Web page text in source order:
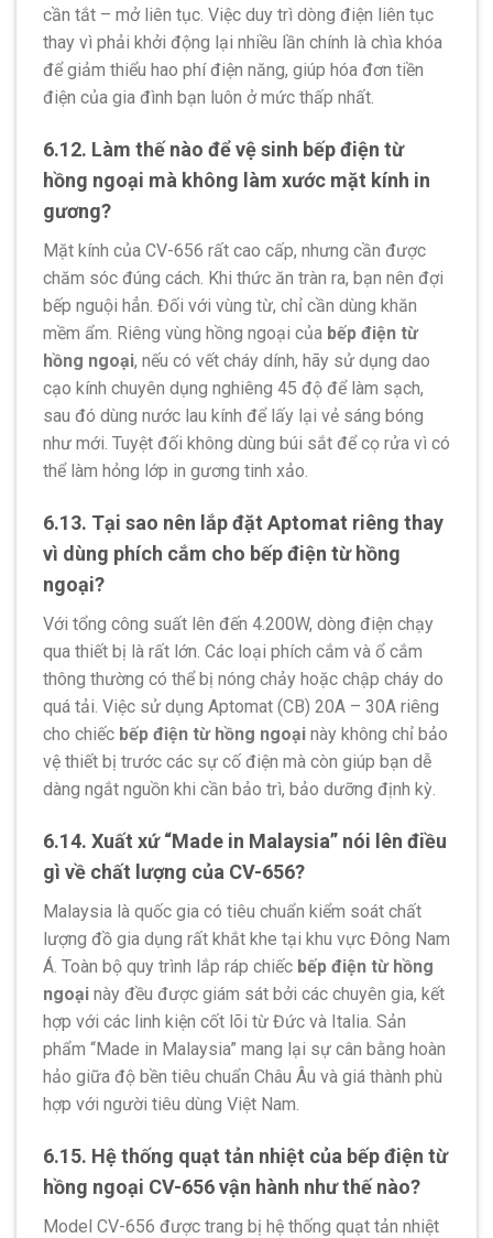
cần tắt – mở liên tục. Việc duy trì dòng điện liên tục
thay vì phải khởi động lại nhiều lần chính là chìa khóa
để giảm thiểu hao phí điện năng, giúp hóa đơn tiền
điện của gia đình bạn luôn ở mức thấp nhất.
6.12. Làm thế nào để vệ sinh bếp điện từ
hồng ngoại mà không làm xước mặt kính in
gương?
Mặt kính của CV-656 rất cao cấp, nhưng cần được
chăm sóc đúng cách. Khi thức ăn tràn ra, bạn nên đợi
bếp nguội hẳn. Đối với vùng từ, chỉ cần dùng khăn
mềm ẩm. Riêng vùng hồng ngoại của bếp điện từ
hồng ngoại, nếu có vết cháy dính, hãy sử dụng dao
cạo kính chuyên dụng nghiêng 45 độ để làm sạch,
sau đó dùng nước lau kính để lấy lại vẻ sáng bóng
như mới. Tuyệt đối không dùng búi sắt để cọ rửa vì có
thể làm hỏng lớp in gương tinh xảo.
6.13. Tại sao nên lắp đặt Aptomat riêng thay
vì dùng phích cắm cho bếp điện từ hồng
ngoại?
Với tổng công suất lên đến 4.200W, dòng điện chạy
qua thiết bị là rất lớn. Các loại phích cắm và ổ cắm
thông thường có thể bị nóng chảy hoặc chập cháy do
quá tải. Việc sử dụng Aptomat (CB) 20A – 30A riêng
cho chiếc bếp điện từ hồng ngoại này không chỉ bảo
vệ thiết bị trước các sự cố điện mà còn giúp bạn dễ
dàng ngắt nguồn khi cần bảo trì, bảo dưỡng định kỳ.
6.14. Xuất xứ “Made in Malaysia” nói lên điều
gì về chất lượng của CV-656?
Malaysia là quốc gia có tiêu chuẩn kiểm soát chất
lượng đồ gia dụng rất khắt khe tại khu vực Đông Nam
Á. Toàn bộ quy trình lắp ráp chiếc bếp điện từ hồng
ngoại này đều được giám sát bởi các chuyên gia, kết
hợp với các linh kiện cốt lõi từ Đức và Italia. Sản
phẩm “Made in Malaysia” mang lại sự cân bằng hoàn
hảo giữa độ bền tiêu chuẩn Châu Âu và giá thành phù
hợp với người tiêu dùng Việt Nam.
6.15. Hệ thống quạt tản nhiệt của bếp điện từ
hồng ngoại CV-656 vận hành như thế nào?
Model CV-656 được trang bị hệ thống quạt tản nhiệt